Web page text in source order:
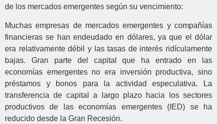
de los mercados emergentes según su vencimiento:
Muchas empresas de mercados emergentes y compañías
financieras se han endeudado en dólares, ya que el dólar
era relativamente débil y las tasas de interés ridículamente
bajas. Gran parte del capital que ha entrado en las
economías emergentes no era inversión productiva, sino
préstamos y bonos para la actividad especulativa. La
transferencia de capital a largo plazo hacia los sectores
productivos de las economías emergentes (IED) se ha
reducido desde la Gran Recesión.